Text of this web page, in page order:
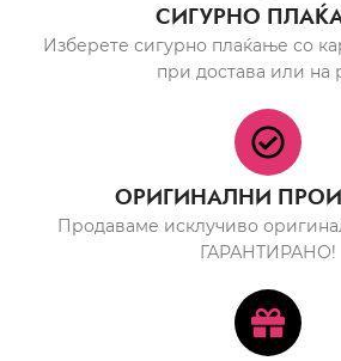
СИГУРНО
Изберете сигурно плаќање со
при достава или на
ОРИГИНАЛНИ
Продаваме исклучиво
ГАРАНТИРАНО!